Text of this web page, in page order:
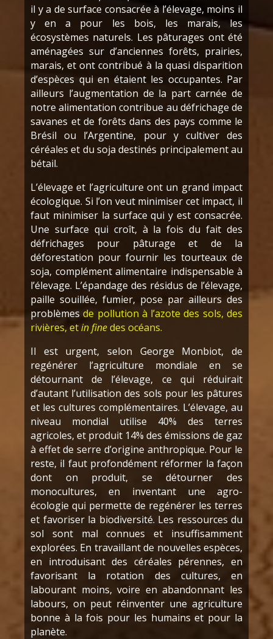
il y a de surface consacrée à l’élevage, moins il
y en a pour les bois, les marais, les
écosystèmes naturels. Les pâturages ont été
aménagées sur d’anciennes forêts, prairies,
marais, et ont contribué à la quasi disparition
d’espèces qui en étaient les occupantes. Par
ailleurs l’augmentation de la part carnée de
notre alimentation contribue au défrichage de
savanes et de forêts dans des pays comme le
Brésil ou l’Argentine, pour y cultiver des
céréales et du soja destinés principalement au
bétail.
L’élevage et l’agriculture ont un grand impact
écologique. Si l’on veut minimiser cet impact, il
faut minimiser la surface qui y est consacrée.
Une surface qui croît, à la fois du fait des
défrichages pour pâturage et de la
déforestation pour fournir les tourteaux de
soja, complément alimentaire indispensable à
l’élevage. L’épandage des résidus de l’élevage,
paille souillée, fumier, pose par ailleurs des
problèmesde pollution à l’azote des sols, des
rivières, etin finedes océans.
Il est urgent, selon George Monbiot, de
regénérer l’agriculture mondiale en se
détournant de l’élevage, ce qui réduirait
d’autant l’utilisation des sols pour les pâtures
et les cultures complémentaires. L’élevage, au
niveau mondial utilise 40% des terres
agricoles, et produit 14% des émissions de gaz
à effet de serre d’origine anthropique. Pour le
reste, il faut profondément réformer la façon
dont on produit, se détourner des
monocultures, en inventant une agro-
écologie qui permette de regénérer les terres
et favoriser la biodiversité. Les ressources du
sol sont mal connues et insuffisamment
explorées. En travaillant de nouvelles espèces,
en introduisant des céréales pérennes, en
favorisant la rotation des cultures, en
labourant moins, voire en abandonnant les
labours, on peut réinventer une agriculture
bonne à la fois pour les humains et pour la
planète.